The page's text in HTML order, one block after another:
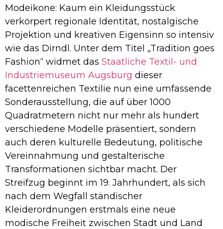
Modeikone: Kaum ein Kleidungsstück
verkörpert regionale Identität, nostalgische
Projektion und kreativen Eigensinn so intensiv
wie das Dirndl. Unter dem Titel „Tradition goes
Fashion“ widmet das Staatliche Textil- und
Industriemuseum Augsburg dieser
facettenreichen Textilie nun eine umfassende
Sonderausstellung, die auf über 1000
Quadratmetern nicht nur mehr als hundert
verschiedene Modelle präsentiert, sondern
auch deren kulturelle Bedeutung, politische
Vereinnahmung und gestalterische
Transformationen sichtbar macht. Der
Streifzug beginnt im 19. Jahrhundert, als sich
nach dem Wegfall ständischer
Kleiderordnungen erstmals eine neue
modische Freiheit zwischen Stadt und Land